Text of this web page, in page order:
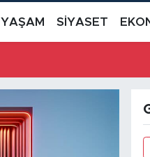
G.ALTIN 6862,09000
YAŞAM SİYASET